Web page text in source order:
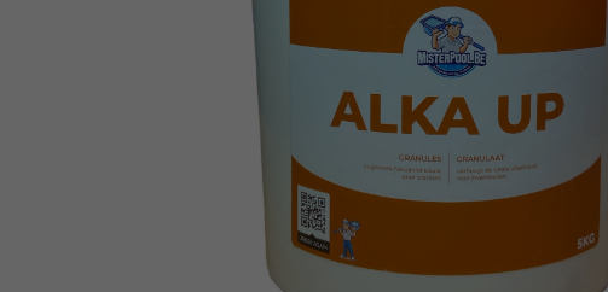
Traitement de l'eau automatique